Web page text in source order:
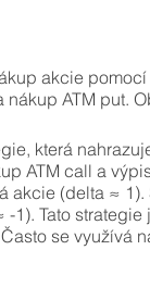
akcie
nákup ATM put.
která
ATM call a
(delta ≈
1). Tato
se využívá